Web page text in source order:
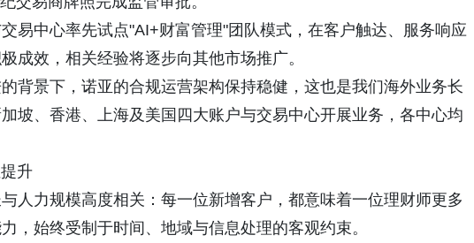
易中心率先试点"AI+财富管理"团队模式，在客户触达、服务响应
成效，相关经验将逐步向其他市场推广。
背景下，诺亚的合规运营架构保持稳健，这也是我们海外业务长
坡、香港、上海及美国四大账户与交易中心开展业务，各中心均
升
人力规模高度相关：每一位新增客户，都意味着一位理财师更多
，始终受制于时间、地域与信息处理的客观约束。